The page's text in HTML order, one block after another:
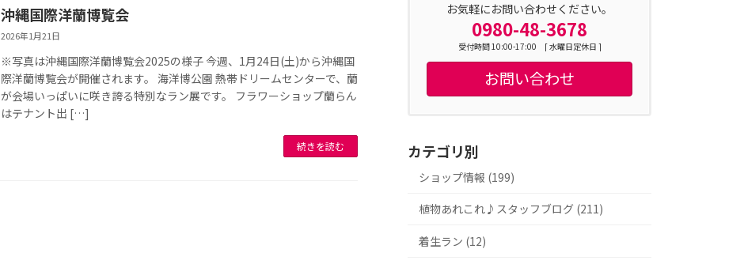
沖縄国際洋蘭博覧会
2026年1月21日
※写真は沖縄国際洋蘭博覧会2025の様子 今週、1月24日(土)から沖縄国
際洋蘭博覧会が開催されます。 海洋博公園 熱帯ドリームセンターで、蘭
が会場いっぱいに咲き誇る特別なラン展です。 フラワーショップ蘭らん
はテナント出 […]
続きを読む
お気軽にお問い合わせください。
0980-48-3678
受付時間 10:00-17:00 [ 水曜日定休日 ]
お問い合わせ
カテゴリ別
ショップ情報 (199)
植物あれこれ♪スタッフブログ (211)
着生ラン (12)